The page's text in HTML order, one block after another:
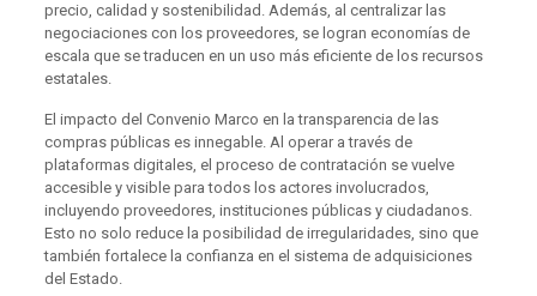
precio, calidad y sostenibilidad. Además, al centralizar las
negociaciones con los proveedores, se logran economías de
escala que se traducen en un uso más eficiente de los recursos
estatales.
El impacto del Convenio Marco en la transparencia de las
compras públicas es innegable. Al operar a través de
plataformas digitales, el proceso de contratación se vuelve
accesible y visible para todos los actores involucrados,
incluyendo proveedores, instituciones públicas y ciudadanos.
Esto no solo reduce la posibilidad de irregularidades, sino que
también fortalece la confianza en el sistema de adquisiciones
del Estado.